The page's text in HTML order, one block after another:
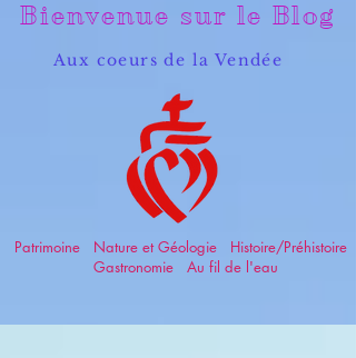
Bienvenue sur le Blog
Aux coeurs de la Vendée
Patrimoine Nature et Géologie Histoire/Préhistoire
Gastronomie Au fil de l'eau